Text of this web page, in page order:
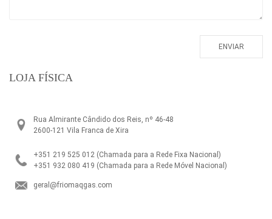
LOJA FÍSICA
Rua Almirante Cândido dos Reis, nº 46-48
2600-121 Vila Franca de Xira
+351 219 525 012 (Chamada para a Rede Fixa Nacional)
+351 932 080 419 (Chamada para a Rede Móvel Nacional)
geral@friomaqgas.com